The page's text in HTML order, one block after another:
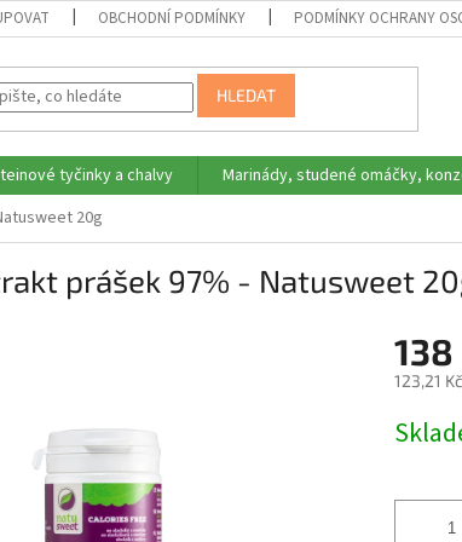
OBCHODNÍ PODMÍNKY PODMÍNKY OCHRANY
HLEDAT
tyčinky a chalvy Marinády, studené omáčky,
20g
prášek 97% - Natusweet
138
123,21
cena: